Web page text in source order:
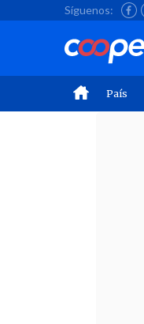
Síguenos:
País